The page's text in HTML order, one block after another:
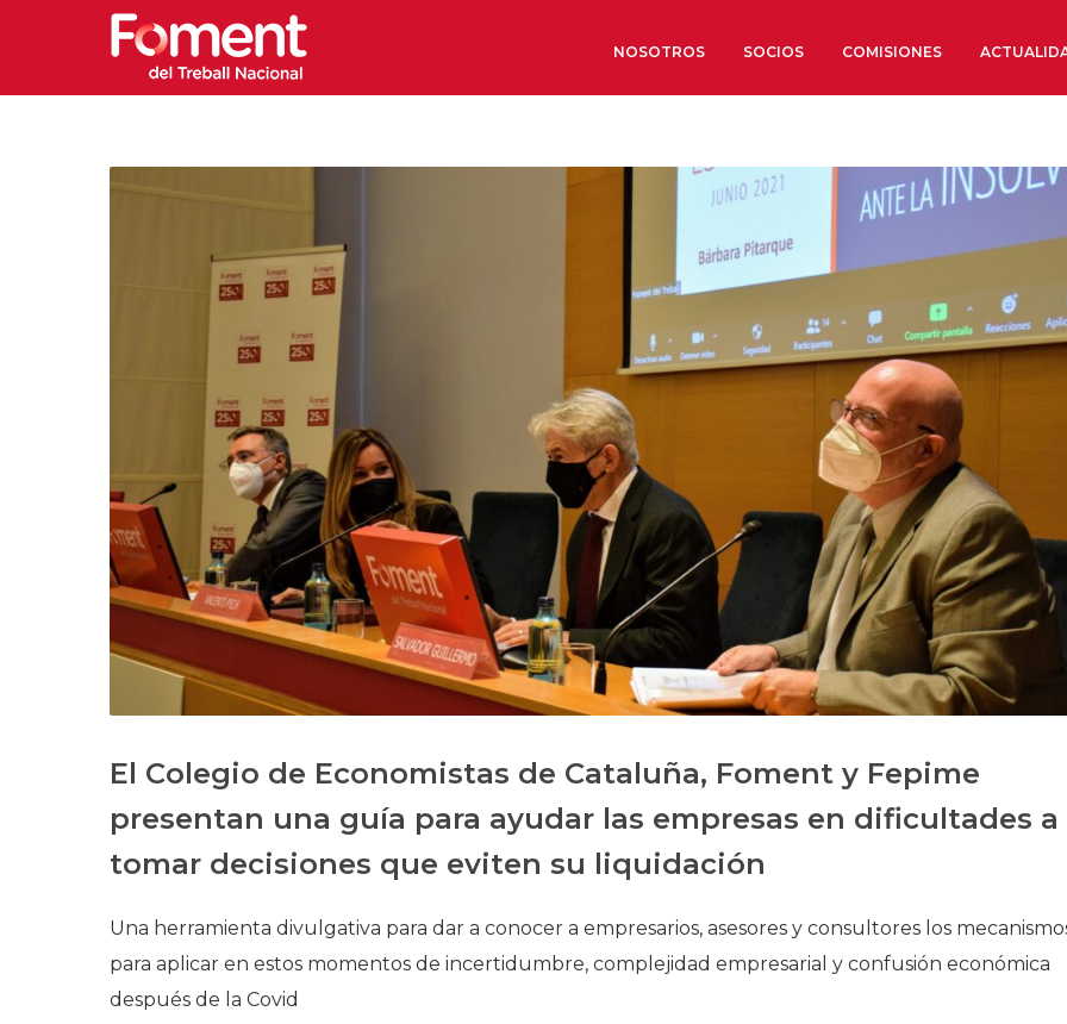
NOSOTROS
Órganos de Gobierno
Estructura Ejecutiva
Institut d’Estudis
Organizaciones sectoriales
Sociedad Barcelonesa de
Económicos y Sociales
Organizaciones territoriales
Conoce más
Historia
Galería de Presidentes
Biblioteca Archivo
Sede Social
SOCIOS COMISIONES
El Colegio de Economistas de Cataluña, Foment y Fepime
presentan una guía para ayudar las empresas en dificultades a
tomar decisiones que eviten su liquidación
Una herramienta divulgativa para dar a conocer a empresarios, asesores y consultores los
para aplicar en estos momentos de incertidumbre, complejidad empresarial y confusión económica
después de la Covid